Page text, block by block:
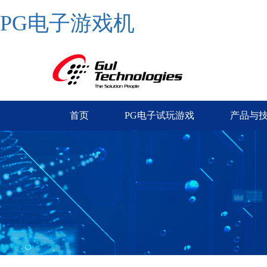
PG电子游戏机
首页 PG电子试玩游戏 产品与